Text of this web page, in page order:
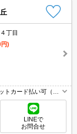
丁目
)
トカード払い可（ポ
内物干しあり。コン
LINEで
お問合せ